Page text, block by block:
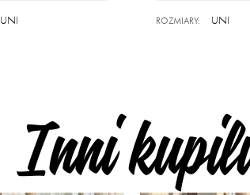
UNI ROZMIARY: UNI
Inni kupili